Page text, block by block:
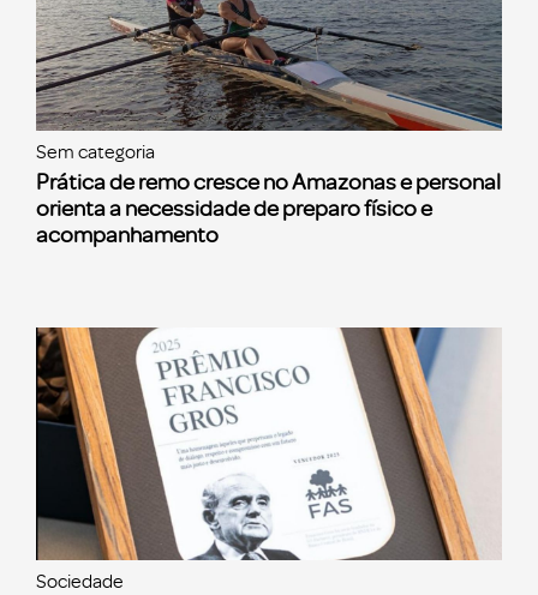
Sem categoria
Prática de remo cresce no Amazonas e personal
orienta a necessidade de preparo físico e
acompanhamento
Sociedade